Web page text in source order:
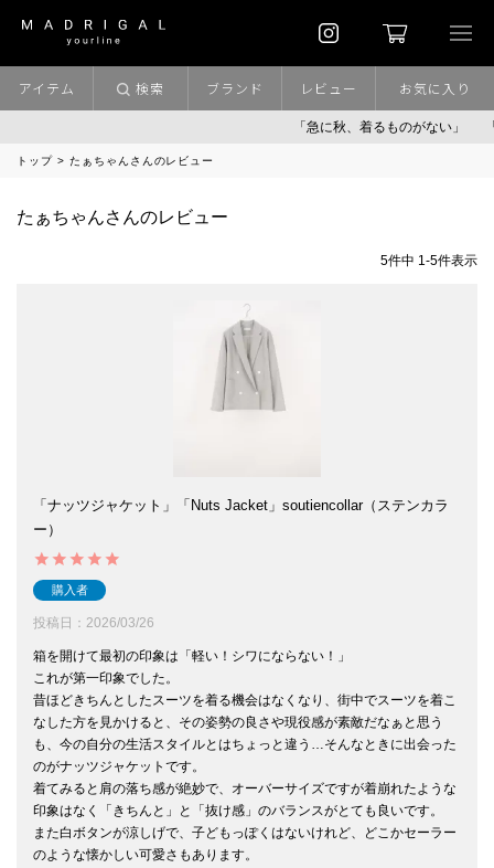
「急に秋、着るものがない」 「
アイテム 検索 ブランド レビュー お気に入り
トップ たぁちゃんさんのレビュー
たぁちゃんさんのレビュー
5件中 1-5件表示
「ナッツジャケット」「Nuts Jacket」soutiencollar（ステンカラ
ー）
購入者
投稿日 2026/03/26
箱を開けて最初の印象は「軽い！シワにならない！」
これが第一印象でした。
昔ほどきちんとしたスーツを着る機会はなくなり、街中でスーツを着こ
なした方を見かけると、その姿勢の良さや現役感が素敵だなぁと思う
も、今の自分の生活スタイルとはちょっと違う…そんなときに出会った
のがナッツジャケットです。
着てみると肩の落ち感が絶妙で、オーバーサイズですが着崩れたような
印象はなく「きちんと」と「抜け感」のバランスがとても良いです。
また白ボタンが涼しげで、子どもっぽくはないけれど、どこかセーラー
のような懐かしい可愛さもあります。